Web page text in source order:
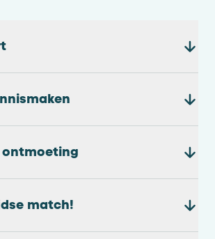
ontmoeting
match!